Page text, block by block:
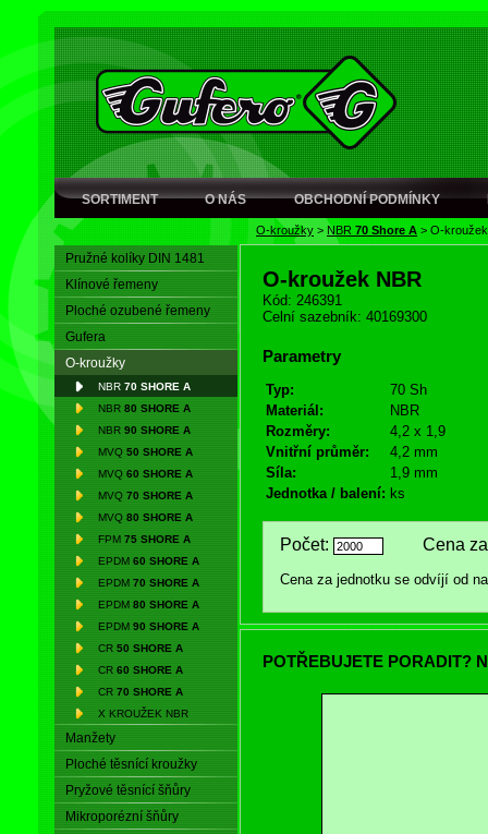
SORTIMENT O NÁS OBCHODNÍ PODMÍNKY
O-kroužky > NBR 70 Shore A > O-
Pružné kolíky DIN 1481
Klínové řemeny
Ploché ozubené řemeny
Gufera
O-kroužky
NBR 70 SHORE A
NBR 80 SHORE A
NBR 90 SHORE A
MVQ 50 SHORE A
MVQ 60 SHORE A
MVQ 70 SHORE A
MVQ 80 SHORE A
FPM 75 SHORE A
EPDM 60 SHORE A
EPDM 70 SHORE A
EPDM 80 SHORE A
EPDM 90 SHORE A
CR 50 SHORE A
CR 60 SHORE A
CR 70 SHORE A
X KROUŽEK NBR
Manžety
Ploché těsnící kroužky
Pryžové těsnící šňůry
Mikroporézní šňůry
O-kroužek NBR
Kód: 246391
Celní sazebník: 40169300
Parametry
Typ:
70 Sh
Materiál:
NBR
Rozměry:
4,2 x 1,9
Vnitřní průměr:
4,2 mm
Síla:
1,9 mm
Jednotka / balení: ks
Počet: Cena za
Cena za jednotku se odvíjí od
POTŘEBUJETE PORADIT?